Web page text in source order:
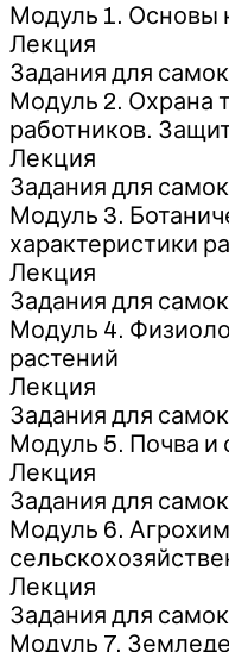
Модуль 1. Основы
Лекция
Задания для
Модуль 2. Охрана
работников.
Лекция
Задания для
Модуль 3.
характеристики
Лекция
Задания для
Модуль 4.
растений
Лекция
Задания для
Модуль 5. Почва и
Лекция
Задания для
Модуль 6.
Лекция
Задания для
Модуль 7.